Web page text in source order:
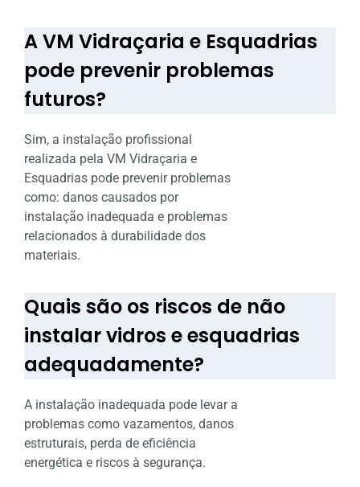
A VM Vidraçaria e Esquadrias
pode prevenir problemas
futuros?
Sim, a instalação profissional
realizada pela VM Vidraçaria e
Esquadrias pode prevenir problemas
como: danos causados por
instalação inadequada e problemas
relacionados à durabilidade dos
materiais.
Quais são os riscos de não
instalar vidros e esquadrias
adequadamente?
A instalação inadequada pode levar a
problemas como vazamentos, danos
estruturais, perda de eficiência
energética e riscos à segurança.